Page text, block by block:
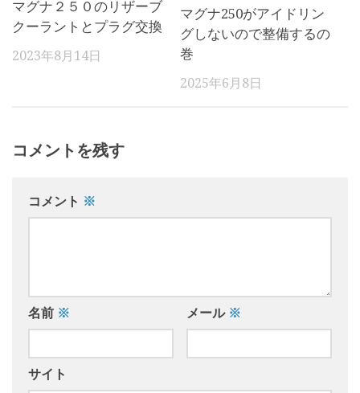
マグナ２５０のリザーブ
クーラントとプラグ交換
2023年8月14日
マグナ250がアイドリン
グしないので整備するの
巻
2025年6月8日
コメントを残す
コメント ※
名前 ※ メール ※
サイト